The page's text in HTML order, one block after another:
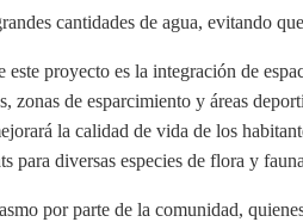
cantidades de agua, evitando
proyecto es la integración de
zonas de esparcimiento y áreas
la calidad de vida de los
para diversas especies de flora y
por parte de la comunidad,